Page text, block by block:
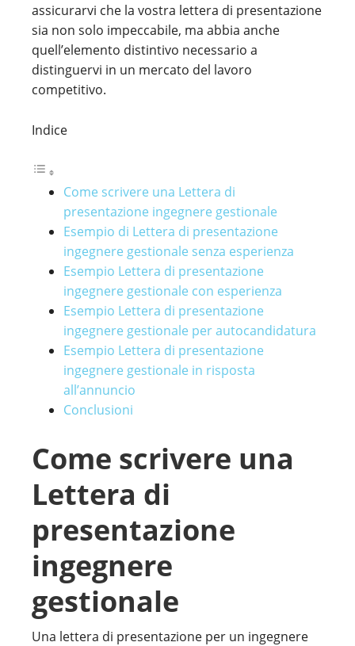
assicurarvi che la vostra lettera di presentazione
sia non solo impeccabile, ma abbia anche
quell’elemento distintivo necessario a
distinguervi in un mercato del lavoro
competitivo.
Indice
Come scrivere una Lettera di
presentazione ingegnere gestionale
Esempio di Lettera di presentazione
ingegnere gestionale senza esperienza
Esempio Lettera di presentazione
ingegnere gestionale con esperienza
Esempio Lettera di presentazione
ingegnere gestionale per autocandidatura
Esempio Lettera di presentazione
ingegnere gestionale in risposta
all’annuncio
Conclusioni
Come scrivere una
Lettera di
presentazione
ingegnere
gestionale
Una lettera di presentazione per un ingegnere